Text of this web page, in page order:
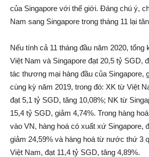
của Singapore với thế giới. Đáng chú ý,
Nam sang Singapore trong tháng 11 lại
Nếu tính cả 11 tháng đầu năm 2020,
Việt Nam và Singapore đạt 20,5 tỷ SGD,
tác thương mại hàng đầu của Singapore,
cùng kỳ năm 2019, trong đó: XK từ Việt
đạt 5,1 tỷ SGD, tăng 10,08%; NK từ
15,4 tỷ SGD, giảm 4,74%. Trong hàng
vào VN, hàng hoá có xuất xứ Singapore,
giảm 24,59% và hàng hoá từ nước thứ 3
Việt Nam, đạt 11,4 tỷ SGD, tăng 4,89%.